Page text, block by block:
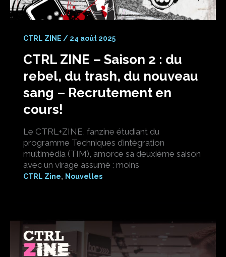
CTRL ZINE / 24 août 2025
CTRL ZINE – Saison 2 : du
rebel, du trash, du nouveau
sang – Recrutement en
cours!
Le CTRL+ZINE, fanzine étudiant du
programme Techniques d’intégration
multimédia (TIM), amorce sa deuxième saison
avec un virage assumé : moins
CTRL Zine, Nouvelles